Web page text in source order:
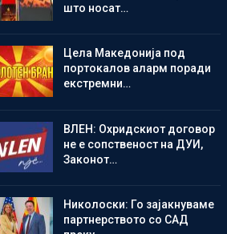
што носат…
Цела Македонија под
портокалов аларм поради
екстремни…
ВЛЕН: Охридскиот договор
не е сопственост на ДУИ,
Законот…
Николоски: Го зајакнуваме
партнерството со САД